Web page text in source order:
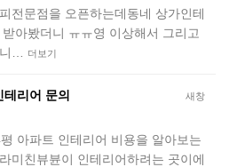
전문점을 오픈하는데동네 상가인테
아봤더니 ㅠㅠ영 이상해서 그리고
…
더보기
새창
리어 문의
아파트 인테리어 비용을 알아보는
미친뷰뷴이 인테리어하려는 곳이에